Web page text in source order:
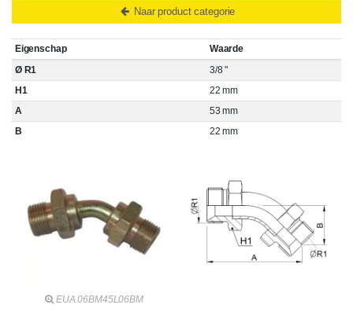
Eigenschap
Waarde
Ø R1
3/8 "
H1
22 mm
A
53 mm
B
22 mm
EUA.06BM45L06BM
Naar product categorie